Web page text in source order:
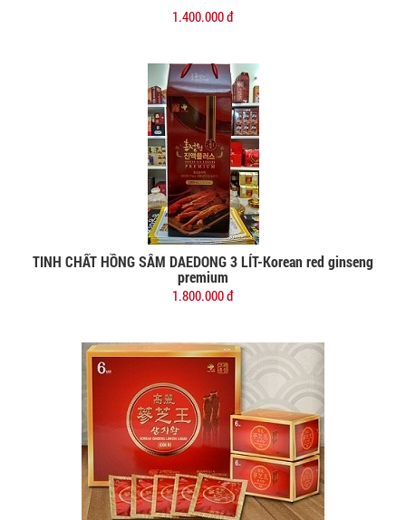
1.400.000 đ
Đặt mua
TINH CHẤT HỒNG SÂM DAEDONG 3 LÍT-Korean red ginseng
premium
1.800.000 đ